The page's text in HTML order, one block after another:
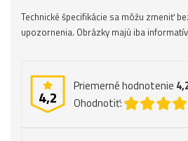
Technické špecifikácie sa môžu zmeniť
upozornenia. Obrázky majú iba
4,2
Priemerné hodnotenie
Ohodnotiť: